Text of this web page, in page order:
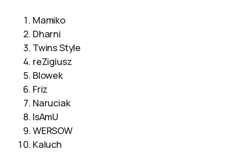
Mamiko
Dharni
Twins Style
reZigiusz
Blowek
Friz
Naruciak
IsAmU
WERSOW
Kaluch